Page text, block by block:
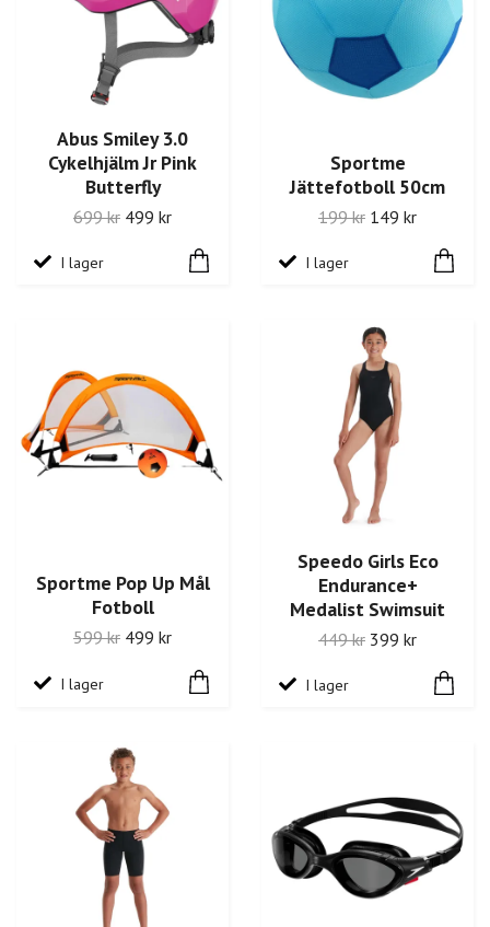
Abus Smiley 3.0
Cykelhjälm Jr Pink
Butterfly
699 kr 499 kr
I lager
Sportme
Jättefotboll 50cm
199 kr 149 kr
I lager
Sportme Pop Up Mål
Fotboll
599 kr 499 kr
I lager
Speedo Girls Eco
Endurance+
Medalist Swimsuit
449 kr 399 kr
I lager